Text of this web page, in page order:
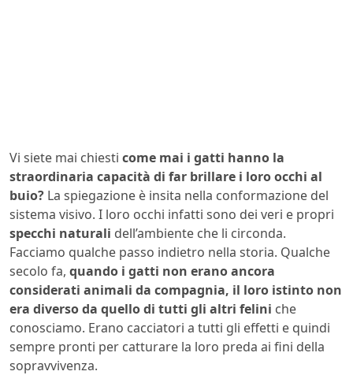
Vi siete mai chiesti come mai i gatti hanno la
straordinaria capacità di far brillare i loro occhi al
buio? La spiegazione è insita nella conformazione del
sistema visivo. I loro occhi infatti sono dei veri e propri
specchi naturali dell’ambiente che li circonda.
Facciamo qualche passo indietro nella storia. Qualche
secolo fa, quando i gatti non erano ancora
considerati animali da compagnia, il loro istinto non
era diverso da quello di tutti gli altri felini che
conosciamo. Erano cacciatori a tutti gli effetti e quindi
sempre pronti per catturare la loro preda ai fini della
sopravvivenza.